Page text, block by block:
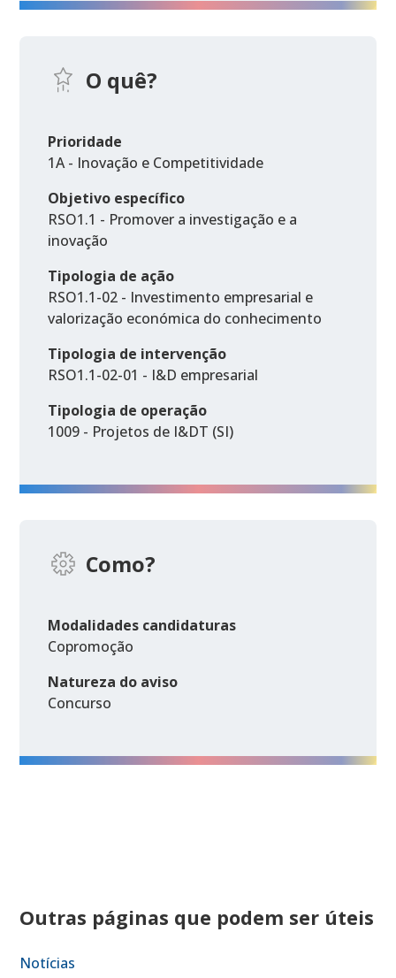
O quê?
Prioridade
1A - Inovação e Competitividade
Objetivo específico
RSO1.1 - Promover a investigação e a
inovação
Tipologia de ação
RSO1.1-02 - Investimento empresarial e
valorização económica do conhecimento
Tipologia de intervenção
RSO1.1-02-01 - I&D empresarial
Tipologia de operação
1009 - Projetos de I&DT (SI)
Como?
Modalidades candidaturas
Copromoção
Natureza do aviso
Concurso
Outras páginas que podem ser úteis
Notícias